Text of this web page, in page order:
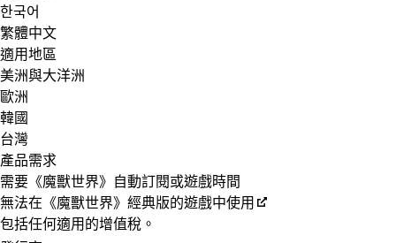
한국어
繁體中文
適用地區
美洲與大洋洲
歐洲
韓國
台灣
產品需求
需要《魔獸世界》自動訂閱或遊戲時間
無法在《魔獸世界》經典版的遊戲中使用
包括任何適用的增值稅。